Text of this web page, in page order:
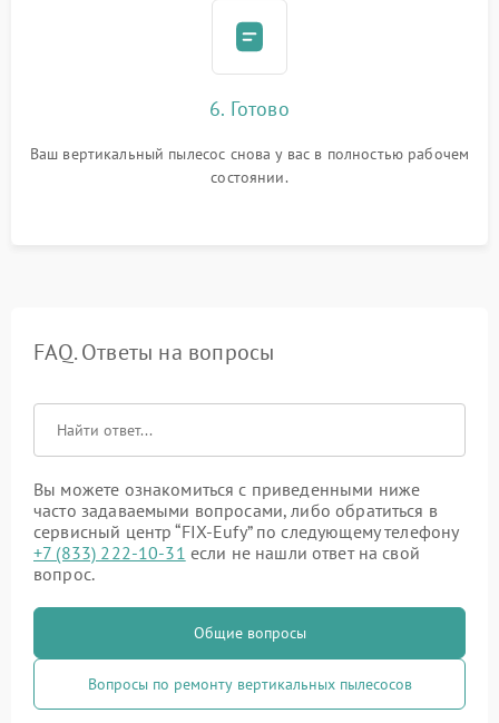
6. Готово
Ваш вертикальный пылесос снова у вас в полностью рабочем
состоянии.
FAQ. Ответы на вопросы
Вы можете ознакомиться с приведенными ниже
часто задаваемыми вопросами, либо обратиться в
сервисный центр “FIX-Eufy” по следующему телефону
+7 (833) 222-10-31 если не нашли ответ на свой
вопрос.
Общие вопросы
Вопросы по ремонту вертикальных пылесосов